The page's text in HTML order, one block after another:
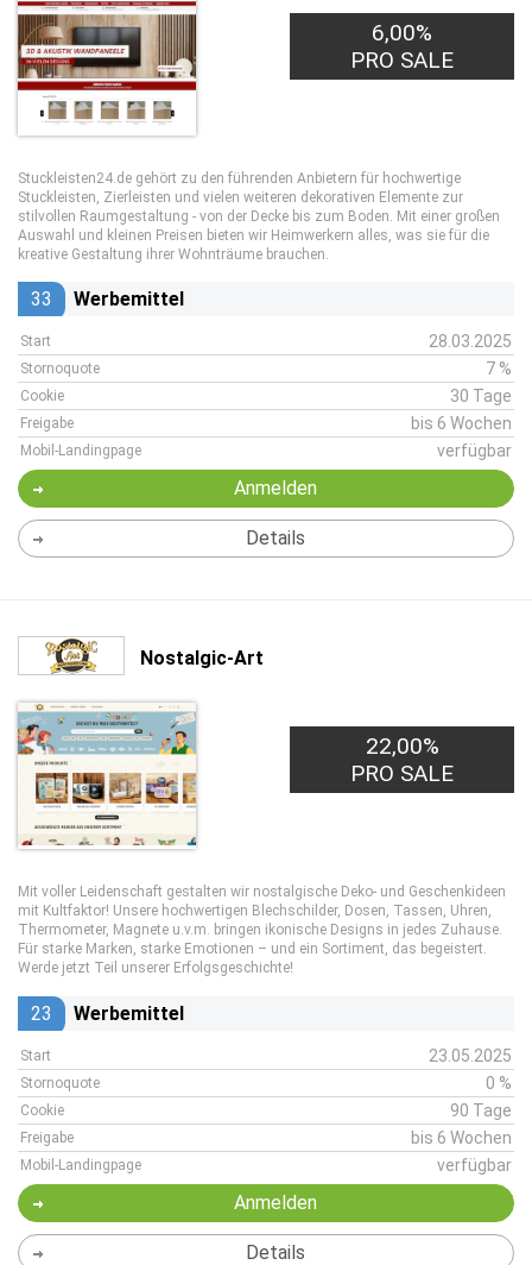
6,00%
PRO SALE
Stuckleisten24.de gehört zu den führenden Anbietern für hochwertige
Stuckleisten, Zierleisten und vielen weiteren dekorativen Elemente zur
stilvollen Raumgestaltung - von der Decke bis zum Boden. Mit einer großen
Auswahl und kleinen Preisen bieten wir Heimwerkern alles, was sie für die
kreative Gestaltung ihrer Wohnträume brauchen.
33 Werbemittel
Start 28.03.2025
Stornoquote 7 %
Cookie 30 Tage
Freigabe bis 6 Wochen
Mobil-Landingpage verfügbar
Anmelden
Details
Nostalgic-Art
22,00%
PRO SALE
Mit voller Leidenschaft gestalten wir nostalgische Deko- und Geschenkideen
mit Kultfaktor! Unsere hochwertigen Blechschilder, Dosen, Tassen, Uhren,
Thermometer, Magnete u.v.m. bringen ikonische Designs in jedes Zuhause.
Für starke Marken, starke Emotionen – und ein Sortiment, das begeistert.
Werde jetzt Teil unserer Erfolgsgeschichte!
23 Werbemittel
Start 23.05.2025
Stornoquote 0 %
Cookie 90 Tage
Freigabe bis 6 Wochen
Mobil-Landingpage verfügbar
Anmelden
Details